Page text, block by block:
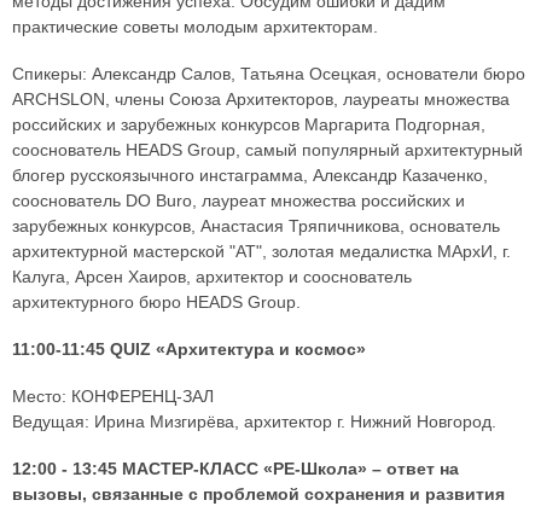
практические советы молодым архитекторам.
Спикеры: Александр Салов, Татьяна Осецкая, основатели бюро
ARCHSLON, члены Союза Архитекторов, лауреаты множества
российских и зарубежных конкурсов Маргарита Подгорная,
сооснователь HEADS Group, самый популярный архитектурный
блогер русскоязычного инстаграмма, Александр Казаченко,
сооснователь DO Buro, лауреат множества российских и
зарубежных конкурсов, Анастасия Тряпичникова, основатель
архитектурной мастерской "АТ", золотая медалистка МАрхИ, г.
Калуга, Арсен Хаиров, архитектор и сооснователь
архитектурного бюро HEADS Group.
11:00-11:45 QUIZ «Архитектура и космос»
Место: КОНФЕРЕНЦ-ЗАЛ
Ведущая: Ирина Мизгирёва, архитектор г. Нижний Новгород.
12:00 - 13:45 МАСТЕР-КЛАСС «РЕ-Школа» – ответ на
вызовы, связанные с проблемой сохранения и развития